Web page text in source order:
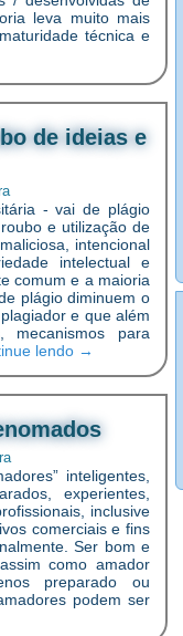
leva muito mais
técnica e
de ideias e
- vai de plágio
e utilização de
intencional
intelectual e
comum e a maioria
plágio diminuem o
e que além
mecanismos para
lendo →
inteligentes,
experientes,
inclusive
comerciais e fins
Ser bom e
como amador
preparado ou
podem ser